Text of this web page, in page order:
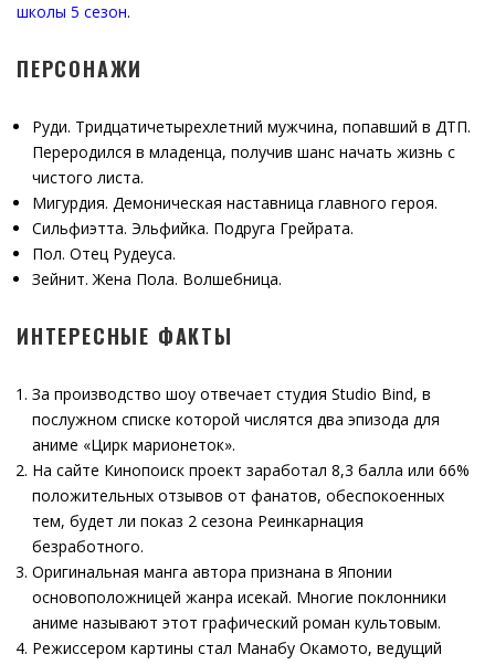
школы 5 сезон.
ПЕРСОНАЖИ
Руди. Тридцатичетырехлетний мужчина, попавший в ДТП.
Переродился в младенца, получив шанс начать жизнь с
чистого листа.
Мигурдия. Демоническая наставница главного героя.
Сильфиэтта. Эльфийка. Подруга Грейрата.
Пол. Отец Рудеуса.
Зейнит. Жена Пола. Волшебница.
ИНТЕРЕСНЫЕ ФАКТЫ
За производство шоу отвечает студия Studio Bind, в
послужном списке которой числятся два эпизода для
аниме «Цирк марионеток».
На сайте Кинопоиск проект заработал 8,3 балла или 66%
положительных отзывов от фанатов, обеспокоенных
тем, будет ли показ 2 сезона Реинкарнация
безработного.
Оригинальная манга автора признана в Японии
основоположницей жанра исекай. Многие поклонники
аниме называют этот графический роман культовым.
Режиссером картины стал Манабу Окамото, ведущий